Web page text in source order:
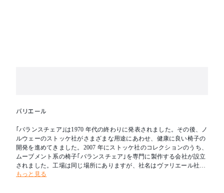
バリエール
｢バランスチェア｣は1970 年代の終わりに発表されました。その後、ノ
ルウェーのストッケ社がさまざまな用途にあわせ、健康に良い椅子の
開発を進めてきました。2007 年にストッケ社のコレクションのうち、
ムーブメント系の椅子｢バランスチェア｣を専門に製作する会社が設立
されました。工場は同じ場所にありますが、社名はヴァリエール社と
名付けられました。 この言葉は変化を意味し、椅子に座っている間の
もっと見る